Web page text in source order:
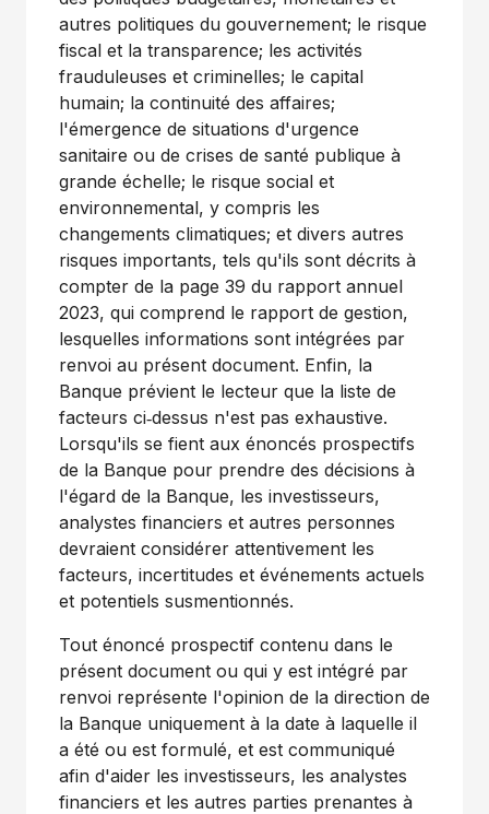
autres politiques du gouvernement; le risque
fiscal et la transparence; les activités
frauduleuses et criminelles; le capital
humain; la continuité des affaires;
l'émergence de situations d'urgence
sanitaire ou de crises de santé publique à
grande échelle; le risque social et
environnemental, y compris les
changements climatiques; et divers autres
risques importants, tels qu'ils sont décrits à
compter de la page 39 du rapport annuel
2023, qui comprend le rapport de gestion,
lesquelles informations sont intégrées par
renvoi au présent document. Enfin, la
Banque prévient le lecteur que la liste de
facteurs ci‑dessus n'est pas exhaustive.
Lorsqu'ils se fient aux énoncés prospectifs
de la Banque pour prendre des décisions à
l'égard de la Banque, les investisseurs,
analystes financiers et autres personnes
devraient considérer attentivement les
facteurs, incertitudes et événements actuels
et potentiels susmentionnés.
Tout énoncé prospectif contenu dans le
présent document ou qui y est intégré par
renvoi représente l'opinion de la direction de
la Banque uniquement à la date à laquelle il
a été ou est formulé, et est communiqué
afin d'aider les investisseurs, les analystes
financiers et les autres parties prenantes à